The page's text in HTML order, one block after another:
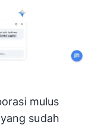
mulus
sudah